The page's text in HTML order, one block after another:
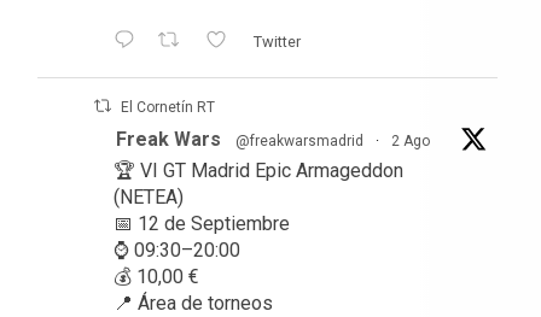
Twitter
El Cornetín RT
Freak Wars @freakwarsmadrid · 2 Ago
🏆 VI GT Madrid Epic Armageddon
(NETEA)
📅 12 de Septiembre
⌚ 09:30–20:00
💰 10,00 €
📍 Área de torneos